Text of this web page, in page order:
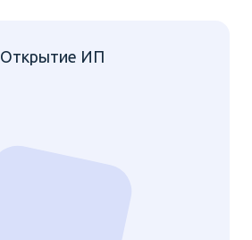
Открытие ИП